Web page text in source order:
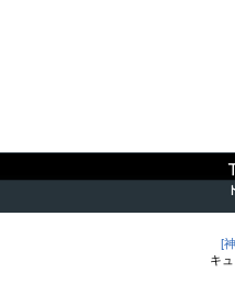
[
キ